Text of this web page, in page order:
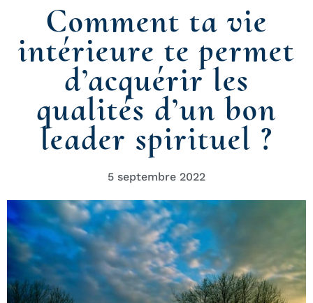
Comment ta vie
intérieure te permet
d’acquérir les
qualités d’un bon
leader spirituel ?
5 septembre 2022